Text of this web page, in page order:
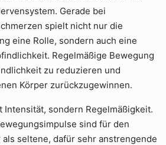
Gerade bei
spielt nicht nur die
eine Rolle, sondern auch eine
Regelmäßige Bewegung
zu reduzieren und
Körper zurückzugewinnen.
Intensität, sondern Regelmäßigkeit.
sind für den
seltene, dafür sehr anstrengende